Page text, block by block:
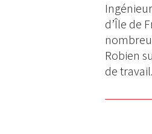
d’Île de
Robien
de travail.